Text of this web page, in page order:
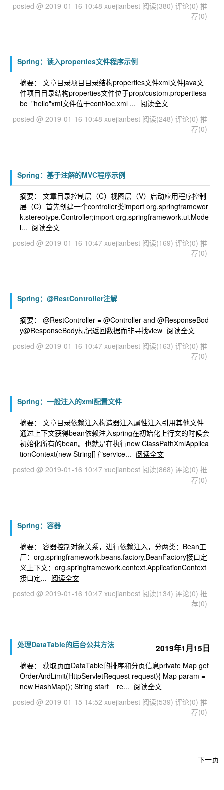
posted @ 2019-01-16 10:48 xuejianbest 阅读(380) 评论(0) 推
荐(0)
Spring：读入properties文件程序示例
摘要： 文章目录项目目录结构properties文件xml文件java文
件项目目录结构properties文件位于prop/custom.propertiesa
bc="hello"xml文件位于conf/ioc.xml ... 阅读全文
posted @ 2019-01-16 10:48 xuejianbest 阅读(248) 评论(0) 推
荐(0)
Spring：基于注解的MVC程序示例
摘要： 文章目录控制层（C）视图层（V）启动应用程序控制
层（C）首先创建一个controller类import org.springframewor
k.stereotype.Controller;import org.springframework.ui.Mode
l... 阅读全文
posted @ 2019-01-16 10:47 xuejianbest 阅读(169) 评论(0) 推
荐(0)
Spring：@RestController注解
摘要： @RestController = @Controller and @ResponseBod
y@ResponseBody标记返回数据而非寻找view 阅读全文
posted @ 2019-01-16 10:47 xuejianbest 阅读(163) 评论(0) 推
荐(0)
Spring：一般注入的xml配置文件
摘要： 文章目录依赖注入构造器注入属性注入引用其他文件
通过上下文获得bean依赖注入spring在初始化上行文的时候会
初始化所有的bean。也就是在执行new ClassPathXmlApplica
tionContext(new String[] {"service... 阅读全文
posted @ 2019-01-16 10:47 xuejianbest 阅读(868) 评论(0) 推
荐(0)
Spring：容器
摘要： 容器控制对象关系，进行依赖注入，分两类：Bean工
厂：org.springframework.beans.factory.BeanFactory接口定
义上下文：org.springframework.context.ApplicationContext
接口定... 阅读全文
posted @ 2019-01-16 10:47 xuejianbest 阅读(134) 评论(0) 推
荐(0)
2019年1月15日
处理DataTable的后台公共方法
摘要： 获取页面DataTable的排序和分页信息private Map get
OrderAndLimit(HttpServletRequest request){ Map param =
new HashMap(); String start = re... 阅读全文
posted @ 2019-01-15 14:52 xuejianbest 阅读(539) 评论(0) 推
荐(0)
下一页